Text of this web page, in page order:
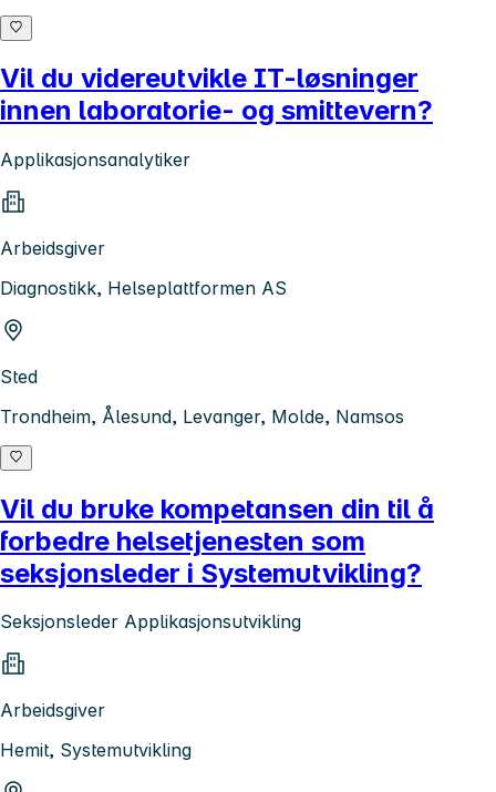
Vil du videreutvikle IT-løsninger
innen laboratorie- og smittevern?
Applikasjonsanalytiker
Arbeidsgiver
Diagnostikk, Helseplattformen AS
Sted
Trondheim, Ålesund, Levanger, Molde, Namsos
Vil du bruke kompetansen din til å
forbedre helsetjenesten som
seksjonsleder i Systemutvikling?
Seksjonsleder Applikasjonsutvikling
Arbeidsgiver
Hemit, Systemutvikling